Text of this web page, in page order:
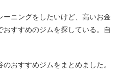
ニングをしたいけど、高いお金
すすめのジムを探している。自
おすすめジムをまとめました。